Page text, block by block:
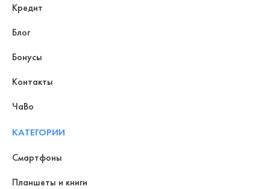
Кредит
Блог
Бонусы
Контакты
ЧаВо
КАТЕГОРИИ
Смартфоны
Планшеты и книги